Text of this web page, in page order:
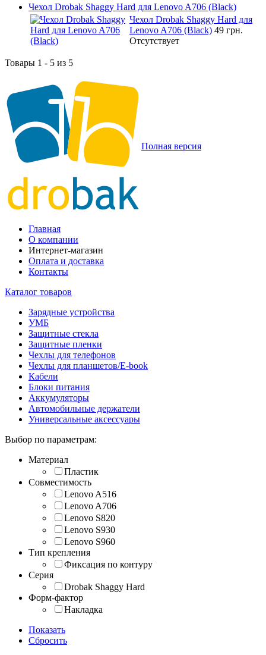
Чехол Drobak Shaggy Hard для Lenovo A706 (Black)
Чехол Drobak Shaggy Hard для
Lenovo A706 (Black) 49 грн.
Отсутствует
Товары 1 - 5 из 5
Полная версия
Главная
О компании
Интернет-магазин
Оплата и доставка
Контакты
Каталог товаров
Зарядные устройства
УМБ
Защитные стекла
Защитные пленки
Чехлы для телефонов
Чехлы для планшетов/E-book
Кабели
Блоки питания
Аккумуляторы
Автомобильные держатели
Универсальные аксессуары
Выбор по параметрам:
Материал
Пластик
Совместимость
Lenovo A516
Lenovo A706
Lenovo S820
Lenovo S930
Lenovo S960
Тип крепления
Фиксация по контуру
Серия
Drobak Shaggy Hard
Форм-фактор
Накладка
Показать
Сбросить